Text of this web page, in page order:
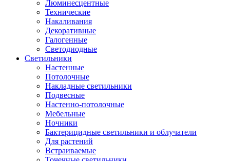
Люминесцентные
Технические
Накаливания
Декоративные
Галогенные
Светодиодные
Светильники
Настенные
Потолочные
Накладные светильники
Подвесные
Настенно-потолочные
Мебельные
Ночники
Бактерицидные светильники и облучатели
Для растений
Встраиваемые